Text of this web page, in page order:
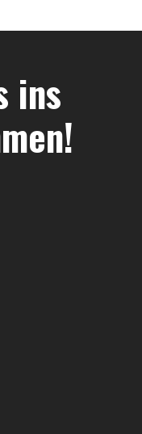
ins